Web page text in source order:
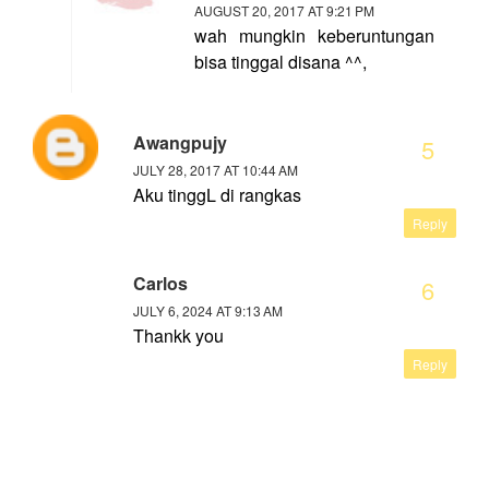
AUGUST 20, 2017 AT 9:21 PM
wah mungkin keberuntungan
bisa tinggal disana ^^,
Awangpujy
JULY 28, 2017 AT 10:44 AM
Aku tinggL di rangkas
Reply
Carlos
JULY 6, 2024 AT 9:13 AM
Thankk you
Reply